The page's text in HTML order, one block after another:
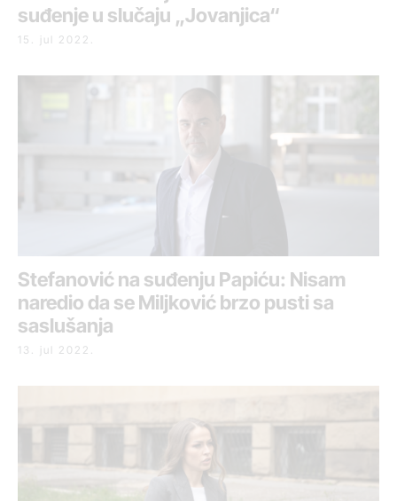
suđenje u slučaju „Jovanjica“
15. jul 2022.
Stefanović na suđenju Papiću: Nisam
naredio da se Miljković brzo pusti sa
saslušanja
13. jul 2022.